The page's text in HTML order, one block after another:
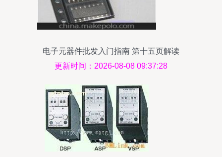
电子元器件批发入门指南 第十五页解读
更新时间：2026-08-08 09:37:28